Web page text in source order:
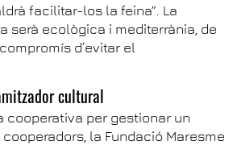
facilitar-los la feina”. La
serà ecològica i mediterrània, de
d’evitar el
cultural
cooperativa per gestionar un
la Fundació Maresme